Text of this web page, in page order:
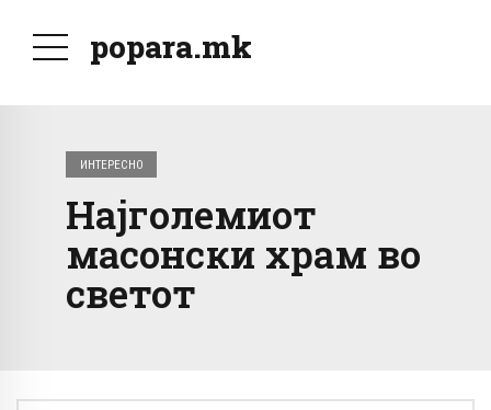
popara.mk
ИНТЕРЕСНО
Најголемиот
масонски храм во
светот